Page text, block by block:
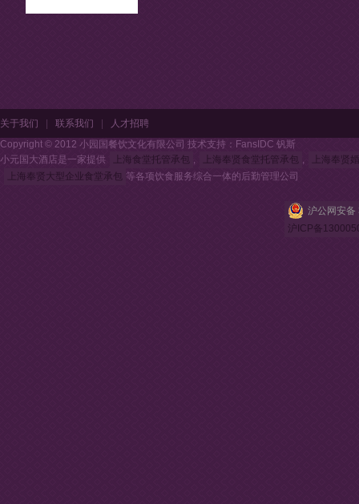
关于我们 联系我们
人才招聘
Copyright © 2012 小园国餐饮文化有限公司 技术支持：FansIDC 钒斯
小元国大酒店是一家提供
上海食堂托管承包 , 上海奉贤食堂托管承包 ,
上海奉贤
上海奉贤大型企业食堂承包 等各项饮食服务综合一体的后勤管理公司
沪公网安
沪ICP备